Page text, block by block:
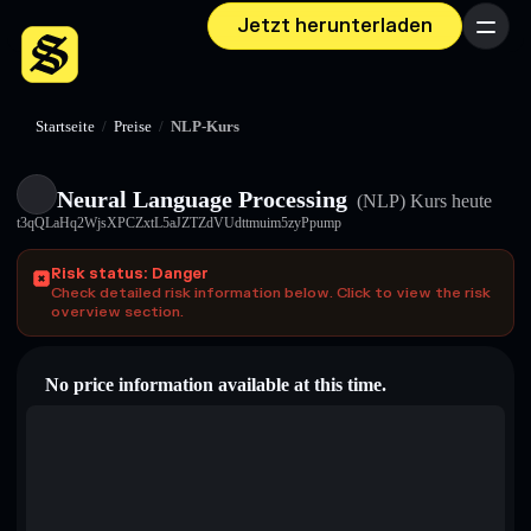
Jetzt herunterladen Menü
Startseite / Preise / NLP-Kurs
Neural Language Processing (NLP) Kurs heute
t3qQLaHq2WjsXPCZxtL5aJZTZdVUdttmuim5zyPpump
Risk status: Danger
Check detailed risk information below. Click to view the risk
overview section.
No price information available at this time.